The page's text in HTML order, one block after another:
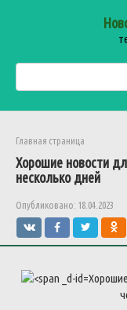
Главная страница
Хорошие новости
несколько дней
Опубликовано: 18.04.2023
Хорошие